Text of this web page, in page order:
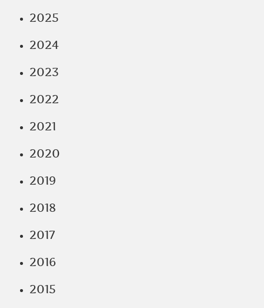
2025
2024
2023
2022
2021
2020
2019
2018
2017
2016
2015